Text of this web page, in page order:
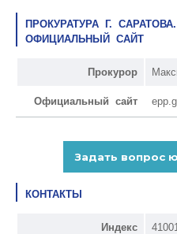
ПРОКУРАТУРА Г.
ОФИЦИАЛЬНЫЙ САЙТ
Прокурор
Официальный сайт
КОНТАКТЫ
Индекс